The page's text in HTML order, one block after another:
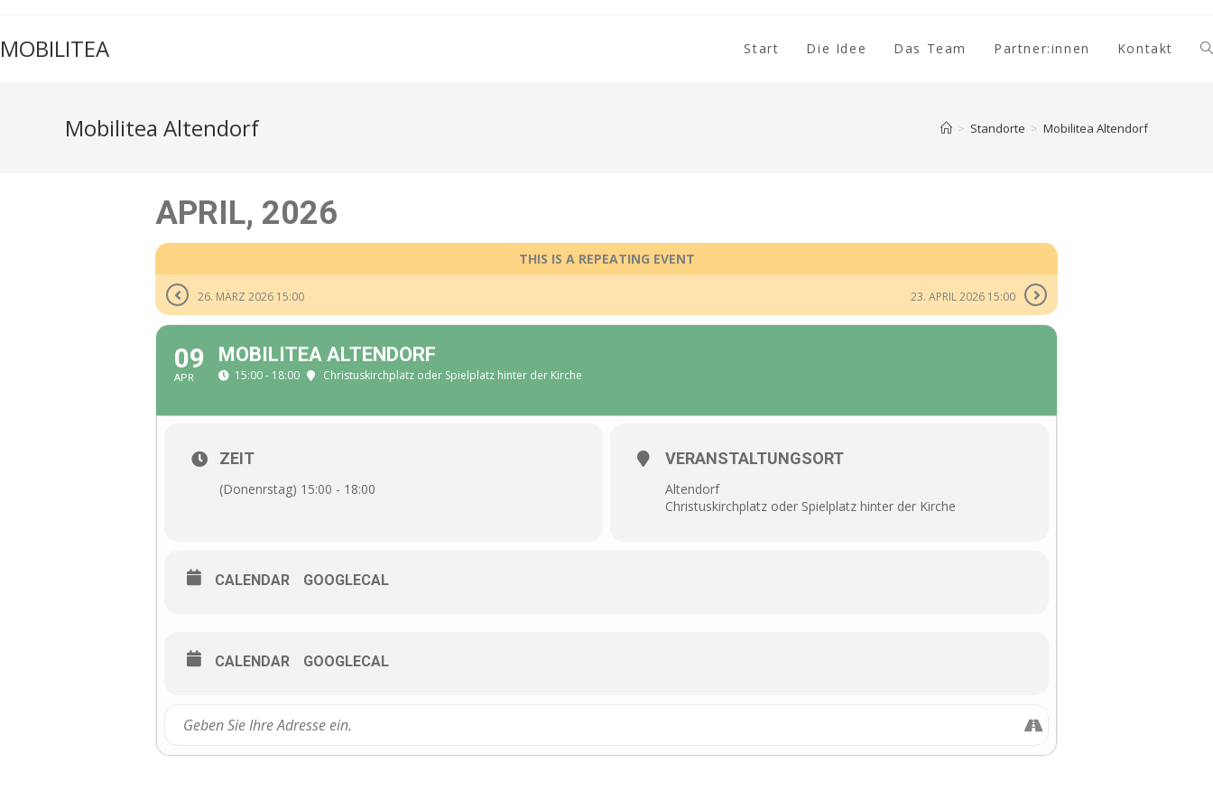
springen
MOBILITEA Start Die Idee Das Team Partner:innen Kontakt
Mobilitea Altendorf > Standorte > Mobilitea Altendorf
APRIL, 2026
THIS IS A REPEATING EVENT
26. MÄRZ 2026 15:00 23. APRIL 2026 15:00
09
APR
MOBILITEA ALTENDORF
15:00 - 18:00 Christuskirchplatz oder Spielplatz hinter der Kirche
ZEIT
(Donenrstag) 15:00 - 18:00
VERANSTALTUNGSORT
Altendorf
Christuskirchplatz oder Spielplatz hinter der Kirche
CALENDAR GOOGLECAL
CALENDAR GOOGLECAL